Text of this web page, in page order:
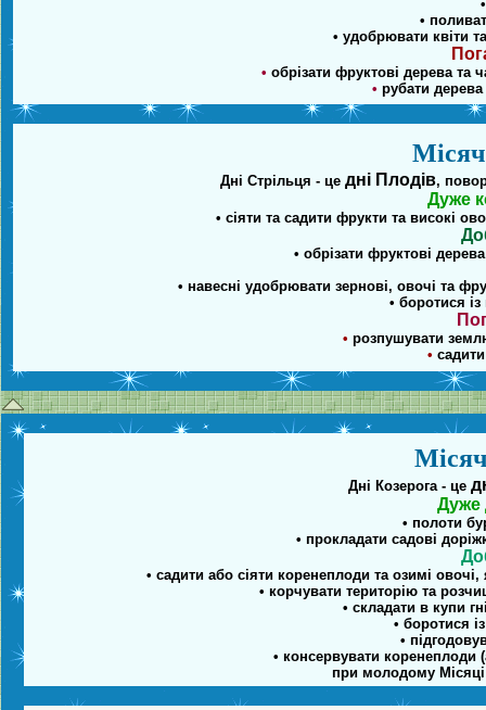
•
• удобрювати квіти
• обрізати фруктові дерева та
• рубати
Дні Стрільця - це дні Плодів,
Дуже
• сіяти та садити фрукти та високі
• обрізати фруктові
• навесні удобрювати зернові, овочі та
• боротися
• розпушувати
•
Дні Козерога - це
Дуже
• полоти
• прокладати садові
• садити або сіяти коренеплоди та озимі
• корчувати територію та
• складати в купи
• боротися
•
• консервувати коренеплоди
при молодому